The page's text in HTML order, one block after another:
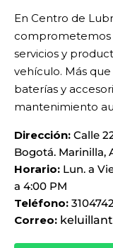
En Centro de
comprometemos
servicios y
vehículo. Más
baterías y
mantenimiento
Dirección: Calle
Bogotá. Marinilla,
Horario: Lun. a
a 4:00 PM
Teléfono:
Correo: